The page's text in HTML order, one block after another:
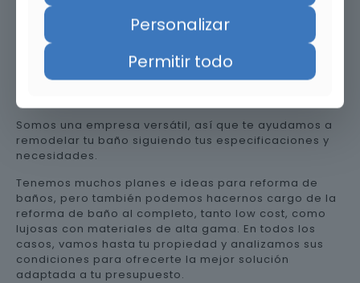
Precio de reformar el baño en
Málaga
Somos una empresa versátil, así que te ayudamos a
remodelar tu baño siguiendo tus especificaciones y
necesidades.
Tenemos muchos planes e ideas para reforma de
baños, pero también podemos hacernos cargo de la
reforma de baño al completo, tanto low cost, como
lujosas con materiales de alta gama. En todos los
casos, vamos hasta tu propiedad y analizamos sus
condiciones para ofrecerte la mejor solución
adaptada a tu presupuesto.
Personalizar
Permitir todo